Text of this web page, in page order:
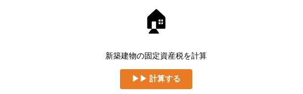
🏠
新築建物の固定資産税を計算
▶▶ 計算する